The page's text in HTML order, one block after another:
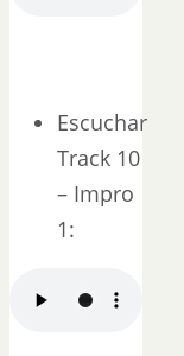
Escuchar
Track 10
– Impro
1: